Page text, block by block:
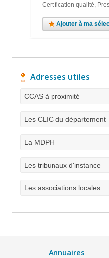
Certification qualité,
Ajouter à ma
Adresses utiles
CCAS à proximité
Les CLIC du département
La MDPH
Les tribunaux d'instance
Les associations locales
Annuaires